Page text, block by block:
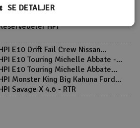
HPI
E10 Drift Fail Crew Nissan
- Komplett
E10 Touring Michelle Abbate -
E10 Touring Michelle Abbate
- Komplett
Monster King Big Kahuna Ford
4400
Savage X 4.6 - RTR
SE DETALJER